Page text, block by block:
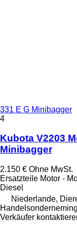
331 E G Minibagger
4
Kubota V2203
Minibagger
2.150 € Ohne MwSt.
Ersatzteile Motor -
Diesel
Niederlande,
Verkäufer